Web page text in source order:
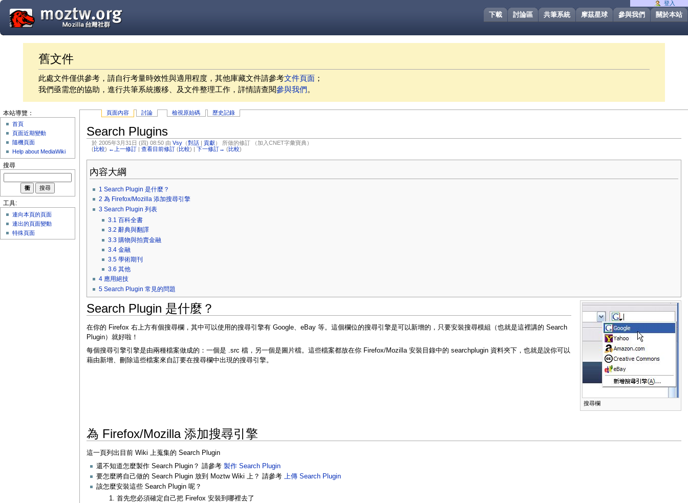
關於本站
參與我們
摩茲星球
共筆系統
討論區
下載
舊文件
此處文件僅供參考，請自行考量時效性與適用程度，其他庫藏文件請參考文件頁面 ；
我們亟需您的協助，進行共筆系統搬移、及文件整理工作，詳情請查閱參與我們。
頁面內容 討論 檢視原始碼 歷史記錄
Search Plugins
於 2005年3月31日 (四) 08:50 由Vsy （對話 |貢獻） 所做的修訂
（加入CNET字彙寶典）
(比較) ←上一修訂 |查看目前修訂 (比較) |下一修訂→ (比較)
內容大綱
1 Search Plugin 是什麼？
2 為 Firefox/Mozilla 添加搜尋引擎
3 Search Plugin 列表
3.1 百科全書
3.2 辭典與翻譯
3.3 購物與拍賣金融
3.4 金融
3.5 學術期刊
3.6 其他
4 應用絕技
5 Search Plugin 常見的問題
搜尋欄
Search Plugin 是什麼？
在你的 Firefox 右上方有個搜尋欄，其中可以使用的搜尋引擎有 Google、eBay 等。這個欄位的搜尋引擎是可以新增的，只要安裝搜尋模組（也就是這裡講的 Search
Plugin）就好啦！
每個搜尋引擎引擎是由兩種檔案做成的：一個是 .src 檔，另一個是圖片檔。這些檔案都放在你 Firefox/Mozilla 安裝目錄中的 searchplugin 資料夾下，也就是說你可以
藉由新增、刪除這些檔案來自訂要在搜尋欄中出現的搜尋引擎。
為 Firefox/Mozilla 添加搜尋引擎
這一頁列出目前 Wiki 上蒐集的 Search Plugin
還不知道怎麼製作 Search Plugin？ 請參考 製作 Search Plugin
要怎麼將自己做的 Search Plugin 放到 Moztw Wiki 上？ 請參考 上傳 Search Plugin
該怎麼安裝這些 Search Plugin 呢？
首先您必須確定自己把 Firefox 安裝到哪裡去了
登入
本站導覽：
首頁
頁面近期變動
隨機頁面
Help about MediaWiki
搜尋
工具:
連向本頁的頁面
連出的頁面變動
特殊頁面